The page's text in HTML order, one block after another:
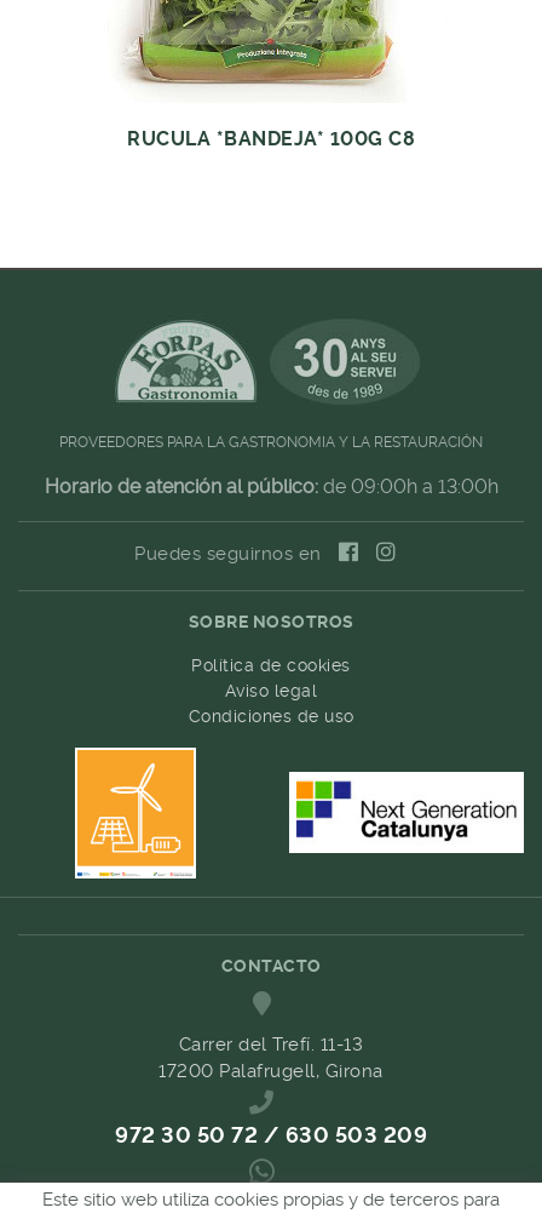
RUCULA *BANDEJA* 100G C8
PROVEEDORES PARA LA GASTRONOMIA Y LA RESTAURACIÓN
Horario de atención al público:de 09:00h a 13:00h
Puedes seguirnos en
SOBRE NOSOTROS
Política de cookies
Aviso legal
Condiciones de uso
CONTACTO
Carrer del Trefí. 11-13
17200 Palafrugell, Girona
972 30 50 72 / 630 503 209
689 657 489
Este sitio web utiliza cookies propias y de terceros para